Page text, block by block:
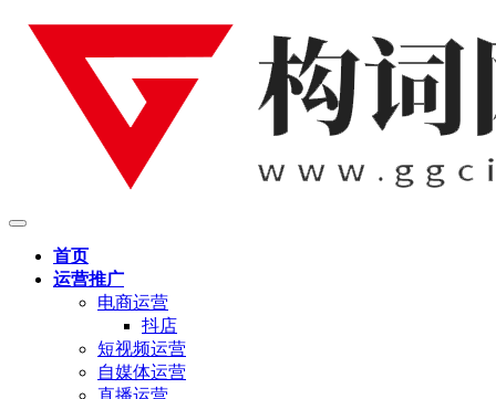
首页
运营推广
电商运营
抖店
短视频运营
自媒体运营
直播运营